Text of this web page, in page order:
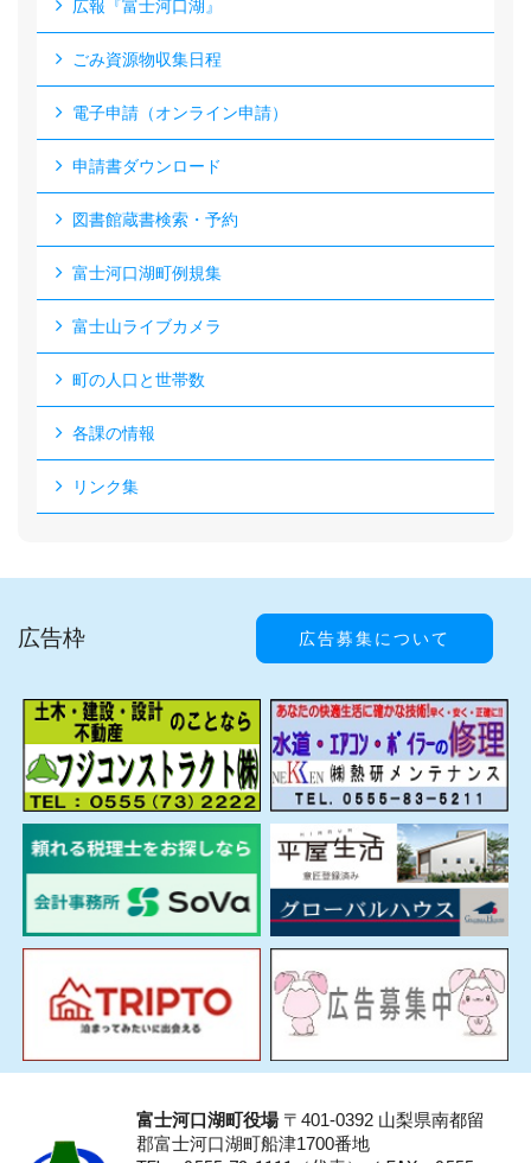
広報『富士河口湖』
ごみ資源物収集日程
電子申請（オンライン申請）
申請書ダウンロード
図書館蔵書検索・予約
富士河口湖町例規集
富士山ライブカメラ
町の人口と世帯数
各課の情報
リンク集
広告枠 広告募集について
富士河口湖町役場〒401-0392 山梨県南都留
郡富士河口湖町船津1700番地